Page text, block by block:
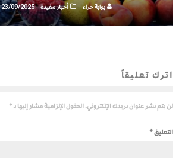
بوابة حراء أخبار مفيدة 23/09/2025
اترك تعليقاً
لن يتم نشر عنوان بريدك الإلكتروني. الحقول الإلزامية مشار إليها بـ*
التعليق*